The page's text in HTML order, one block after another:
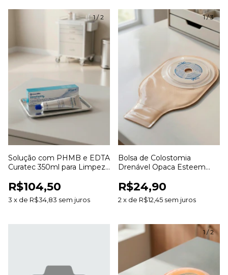
1/2
Solução com PHMB e EDTA
Curatec 350ml para Limpeza
R$104,50
3 x de R$34,83 sem juros
1/3
Bolsa de Colostomia
Drenável Opaca Esteem
Estomias
R$24,90
2 x de R$12,45 sem juros
1/2